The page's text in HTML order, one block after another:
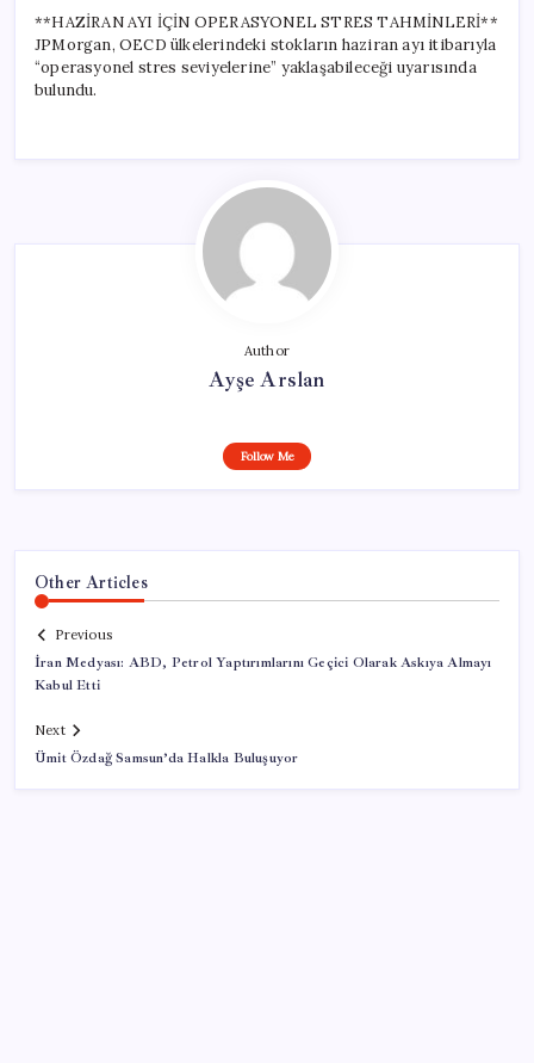
**HAZİRAN AYI İÇİN OPERASYONEL STRES TAHMİNLERİ**
JPMorgan, OECD ülkelerindeki stokların haziran ayı itibarıyla
“operasyonel stres seviyelerine” yaklaşabileceği uyarısında
bulundu.
Author
Ayşe Arslan
Follow Me
Other Articles
Previous
İran Medyası: ABD, Petrol Yaptırımlarını Geçici Olarak Askıya Almayı
Kabul Etti
Next
Ümit Özdağ Samsun’da Halkla Buluşuyor